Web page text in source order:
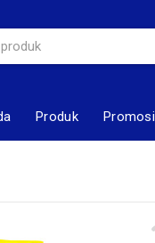
Produk Promosi